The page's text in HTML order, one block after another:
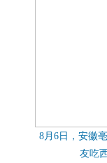
8月6日，安徽
友吃